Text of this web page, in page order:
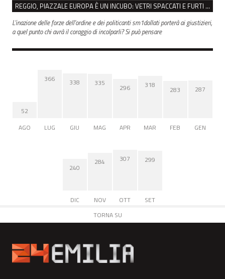
REGGIO, PIAZZALE EUROPA È UN INCUBO: VETRI SPACCATI E FURTI SULLE AUTO IN SOSTA
L'inazione delle forze dell'ordine e dei politicanti sm1dollati porterà ai giustizieri,
a quel punto chi avrà il coraggio di incolparli? Si può pensare
52
AGO
366
LUG
338
GIU
335
MAG
296
APR
318
MAR
283
FEB
287
GEN
240
DIC
284
NOV
307
OTT
299
SET
TORNA SU